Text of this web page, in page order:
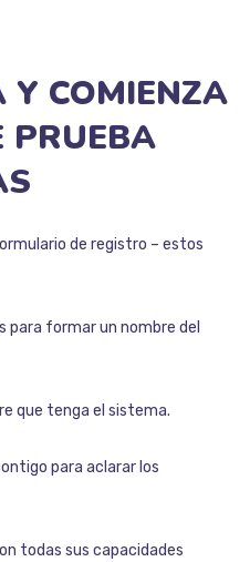
Y COMIENZA
PRUEBA
de registro – estos
para formar un nombre del
que tenga el sistema.
para aclarar los
todas sus capacidades